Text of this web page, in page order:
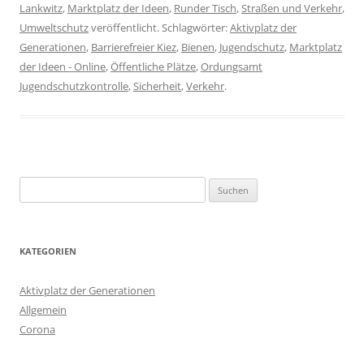
Lankwitz, Marktplatz der Ideen, Runder Tisch,Straßen und Verkehr,
Umweltschutzveröffentlicht. Schlagwörter:Aktivplatz der
Generationen, Barrierefreier Kiez, Bienen, Jugendschutz, Marktplatz
der Ideen - Online,Öffentliche Plätze,Ordungsamt
Jugendschutzkontrolle,Sicherheit,Verkehr.
nach:
KATEGORIEN
Aktivplatz der Generationen
Allgemein
Corona